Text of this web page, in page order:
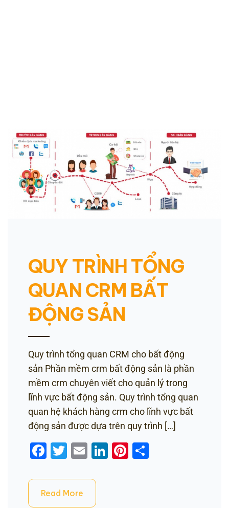
QUY TRÌNH TỔNG
QUAN CRM BẤT
ĐỘNG SẢN
Quy trình tổng quan CRM cho bất động
sản Phần mềm crm bất động sản là phần
mềm crm chuyên viết cho quản lý trong
lĩnh vực bất động sản. Quy trình tổng quan
quan hệ khách hàng crm cho lĩnh vực bất
động sản được dựa trên quy trình […]
Facebook
Twitter
EmailLinkedIn
Pinterest
Read More